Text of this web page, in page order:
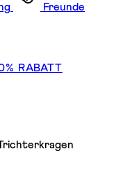
Freunde
RABATT